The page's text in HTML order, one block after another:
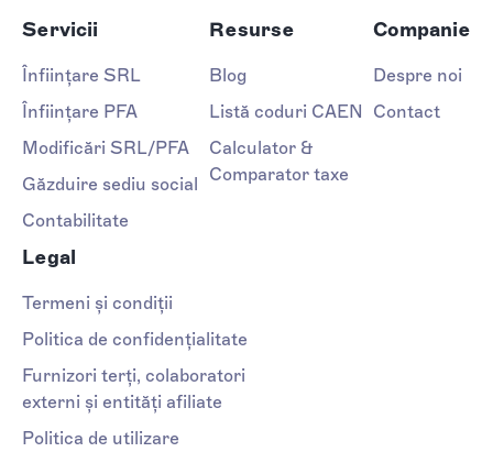
Servicii
Înființare SRL
Înființare PFA
Modificări SRL/PFA
Găzduire sediu social
Contabilitate
Resurse
Blog
Listă coduri CAEN
Calculator &
Comparator taxe
Companie
Despre noi
Contact
Legal
Termeni și condiții
Politica de confidențialitate
Furnizori terți, colaboratori
externi și entități afiliate
Politica de utilizare